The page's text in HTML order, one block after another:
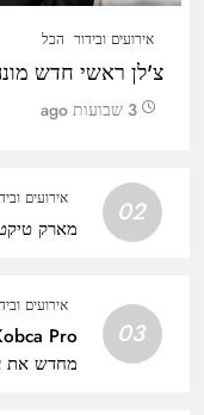
אירועים ובידור הכל
צ'לן ראשי חדש
3 שבועות ago
02 אירועים
מארק טיקטינר: לא רק כנר –
03
אירועים
מחדש את